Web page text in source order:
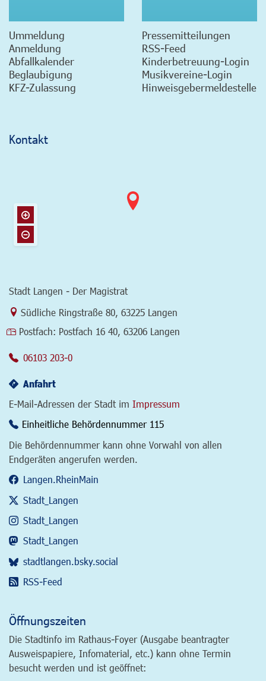
Ummeldung
Anmeldung
Abfallkalender
Beglaubigung
KFZ-Zulassung
Pressemitteilungen
RSS-Feed
Kinderbetreuung-Login
Musikvereine-Login
Hinweisgebermeldestelle
Kontakt
Stadt Langen - Der Magistrat
Link zur Google-Maps Navigation
Südliche Ringstraße 80 63225 Langen
Postfach: Postfach 16 40, 63206 Langen
06103 203-0
Anfahrt
E-Mail-Adressen der Stadt im Impressum
Einheitliche Behördennummer 115
Die Behördennummer kann ohne Vorwahl von allen
Endgeräten angerufen werden.
Langen.RheinMain
Stadt_Langen
Stadt_Langen
Stadt_Langen
stadtlangen.bsky.social
RSS-Feed
Öffnungszeiten
Die Stadtinfo im Rathaus-Foyer (Ausgabe beantragter
Ausweispapiere, Infomaterial, etc.) kann ohne Termin
besucht werden und ist geöffnet: